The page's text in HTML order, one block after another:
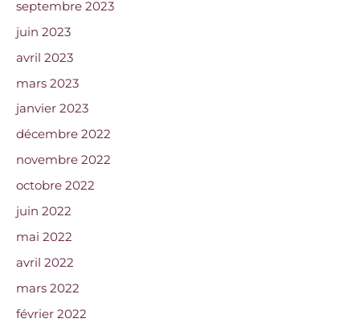
septembre 2023
juin 2023
avril 2023
mars 2023
janvier 2023
décembre 2022
novembre 2022
octobre 2022
juin 2022
mai 2022
avril 2022
mars 2022
février 2022